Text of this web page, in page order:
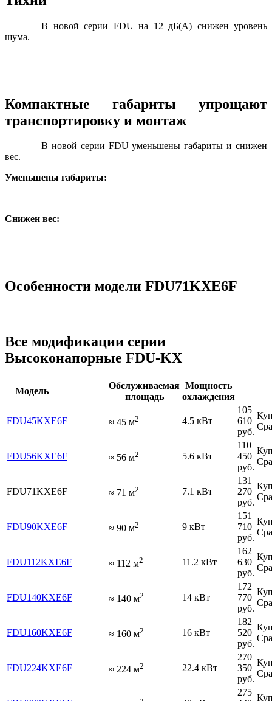
В новой серии FDU на 12 дБ(А) снижен уровень
шума.
Компактные габариты упрощают
транспортировку и монтаж
В новой серии FDU уменьшены габариты и снижен
вес.
Уменьшены габариты:
Снижен вес:
Особенности модели FDU71KXE6F
Все модификации серии
Высоконапорные FDU-KX
Модель
Обслуживаемая
площадь
Мощность
охлаждения
FDU45KXE6F ≈ 45 м2 4.5 кВт
105
610
руб.
FDU56KXE6F ≈ 56 м2 5.6 кВт
110
450
руб.
FDU71KXE6F ≈ 71 м2 7.1 кВт
131
270
руб.
FDU90KXE6F ≈ 90 м2 9 кВт
151
710
руб.
FDU112KXE6F ≈ 112 м2 11.2 кВт
162
630
руб.
FDU140KXE6F ≈ 140 м2 14 кВт
172
770
руб.
FDU160KXE6F ≈ 160 м2 16 кВт
182
520
руб.
FDU224KXE6F ≈ 224 м2 22.4 кВт
270
350
руб.
275